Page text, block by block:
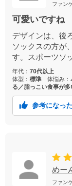
ファン
可愛いですね
デザインは、後
ソックスの方が
す。スポーツソ
年代： 70代以上
体型： 標準 体悩み：
る／脂っこい食事が多
参考になった
めー
ファン